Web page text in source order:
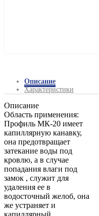
Описание
Характеристики
Описание
Область применения:
Профиль МК-20 имеет
капиллярную канавку,
она предотвращает
затекание воды под
кровлю, а в случае
попадания влаги под
замок , служит для
удаления ее в
водосточный желоб, она
же устраняет и
капиллярный